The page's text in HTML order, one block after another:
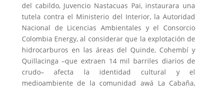
del cabildo, Juvencio Nastacuas Pai, instaurara una
tutela contra el Ministerio del Interior, la Autoridad
Nacional de Licencias Ambientales y el Consorcio
Colombia Energy, al considerar que la explotación de
hidrocarburos en las áreas del Quinde, Cohembí y
Quillacinga –que extraen 14 mil barriles diarios de
crudo– afecta la identidad cultural y el
medioambiente de la comunidad awá La Cabaña,